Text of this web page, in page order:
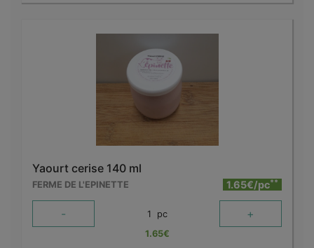
Yaourt cerise 140 ml
FERME DE L'EPINETTE 1.65€/pc**
- 1 pc +
1.65€